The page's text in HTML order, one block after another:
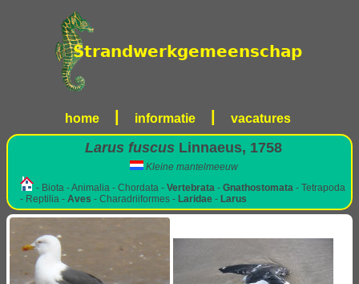
home informatie vacatures
Larus fuscus Linnaeus, 1758
Kleine mantelmeeuw
- Biota - Animalia - Chordata - Vertebrata - Gnathostomata - Tetrapoda
- Reptilia - Aves - Charadriiformes - Laridae - Larus